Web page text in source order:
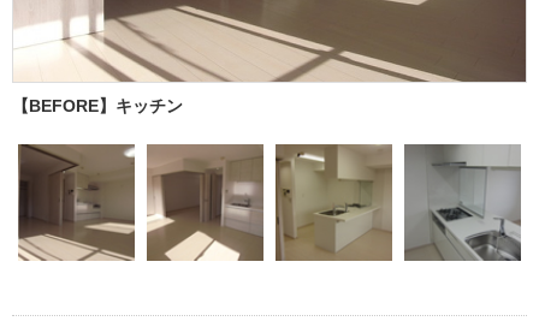
【BEFORE】キッチン